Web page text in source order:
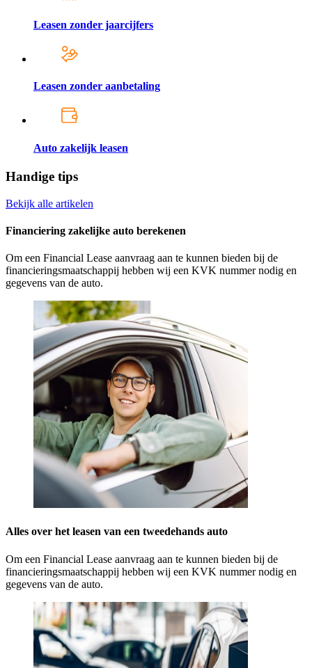
Leasen zonder jaarcijfers
Leasen zonder aanbetaling
Auto zakelijk leasen
Handige tips
Bekijk alle artikelen
Financiering zakelijke auto berekenen
Om een Financial Lease aanvraag aan te kunnen bieden bij de
financieringsmaatschappij hebben wij een KVK nummer nodig en
gegevens van de auto.
Alles over het leasen van een tweedehands auto
Om een Financial Lease aanvraag aan te kunnen bieden bij de
financieringsmaatschappij hebben wij een KVK nummer nodig en
gegevens van de auto.